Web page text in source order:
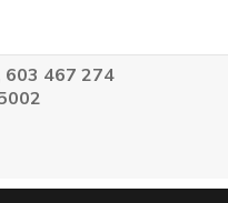
603 467 274